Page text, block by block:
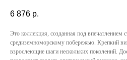
6 876 р.
Это коллекция, созданная под
средиземноморскому побережью. Крепкий
взрослеющие шаги нескольких поколений.